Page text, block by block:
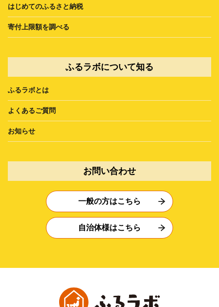
はじめてのふるさと納税
寄付上限額を調べる
ふるラボについて知る
ふるラボとは
よくあるご質問
お知らせ
お問い合わせ
一般の方はこちら
自治体様はこちら